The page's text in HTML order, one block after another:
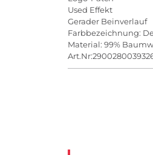
Used Effekt
Gerader Beinverlauf
Farbbezeichnung:
Material: 99%